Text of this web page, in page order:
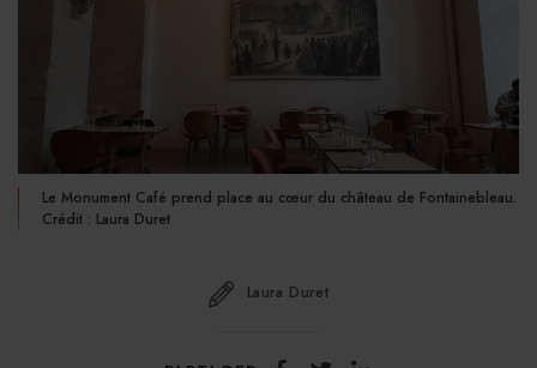
Le Monument Café prend place au cœur du château de Fontainebleau.
Crédit : Laura Duret
Laura Duret